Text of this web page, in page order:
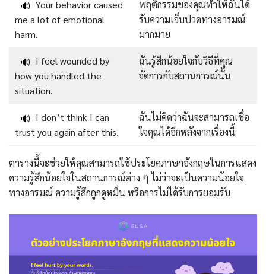
🔊 Your behavior caused
me a lot of emotional
harm.
พฤติกรรมของคุณทำให้ฉันได้
รับความเจ็บปวดทางอารมณ์
มากมาย
🔊 I feel wounded by
how you handled the
situation.
ฉันรู้สึกน้อยใจกับวิธีที่คุณ
จัดการกับสถานการณ์นั้น
🔊 I don’t think I can
trust you again after this.
ฉันไม่คิดว่าฉันจะสามารถเชื่อ
ใจคุณได้อีกหลังจากเรื่องนี้
ตารางนี้จะช่วยให้คุณสามารถใช้ประโยคภาษาอังกฤษในการแสดง
ความรู้สึกน้อยใจในสถานการณ์ต่าง ๆ ไม่ว่าจะเป็นความน้อยใจ
ทางอารมณ์ ความรู้สึกถูกดูหมิ่น หรือการไม่ได้รับการยอมรับ